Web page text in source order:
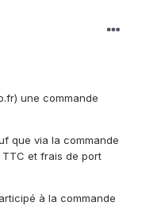
une commande
que via la commande
et frais de port
à la commande